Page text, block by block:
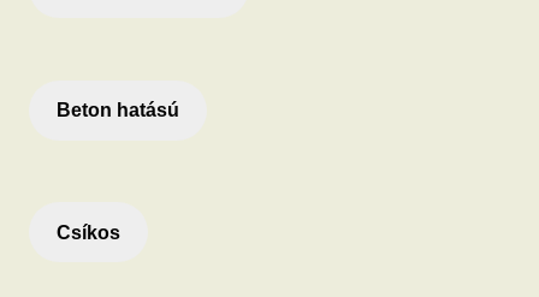
Beton hatású
Csíkos